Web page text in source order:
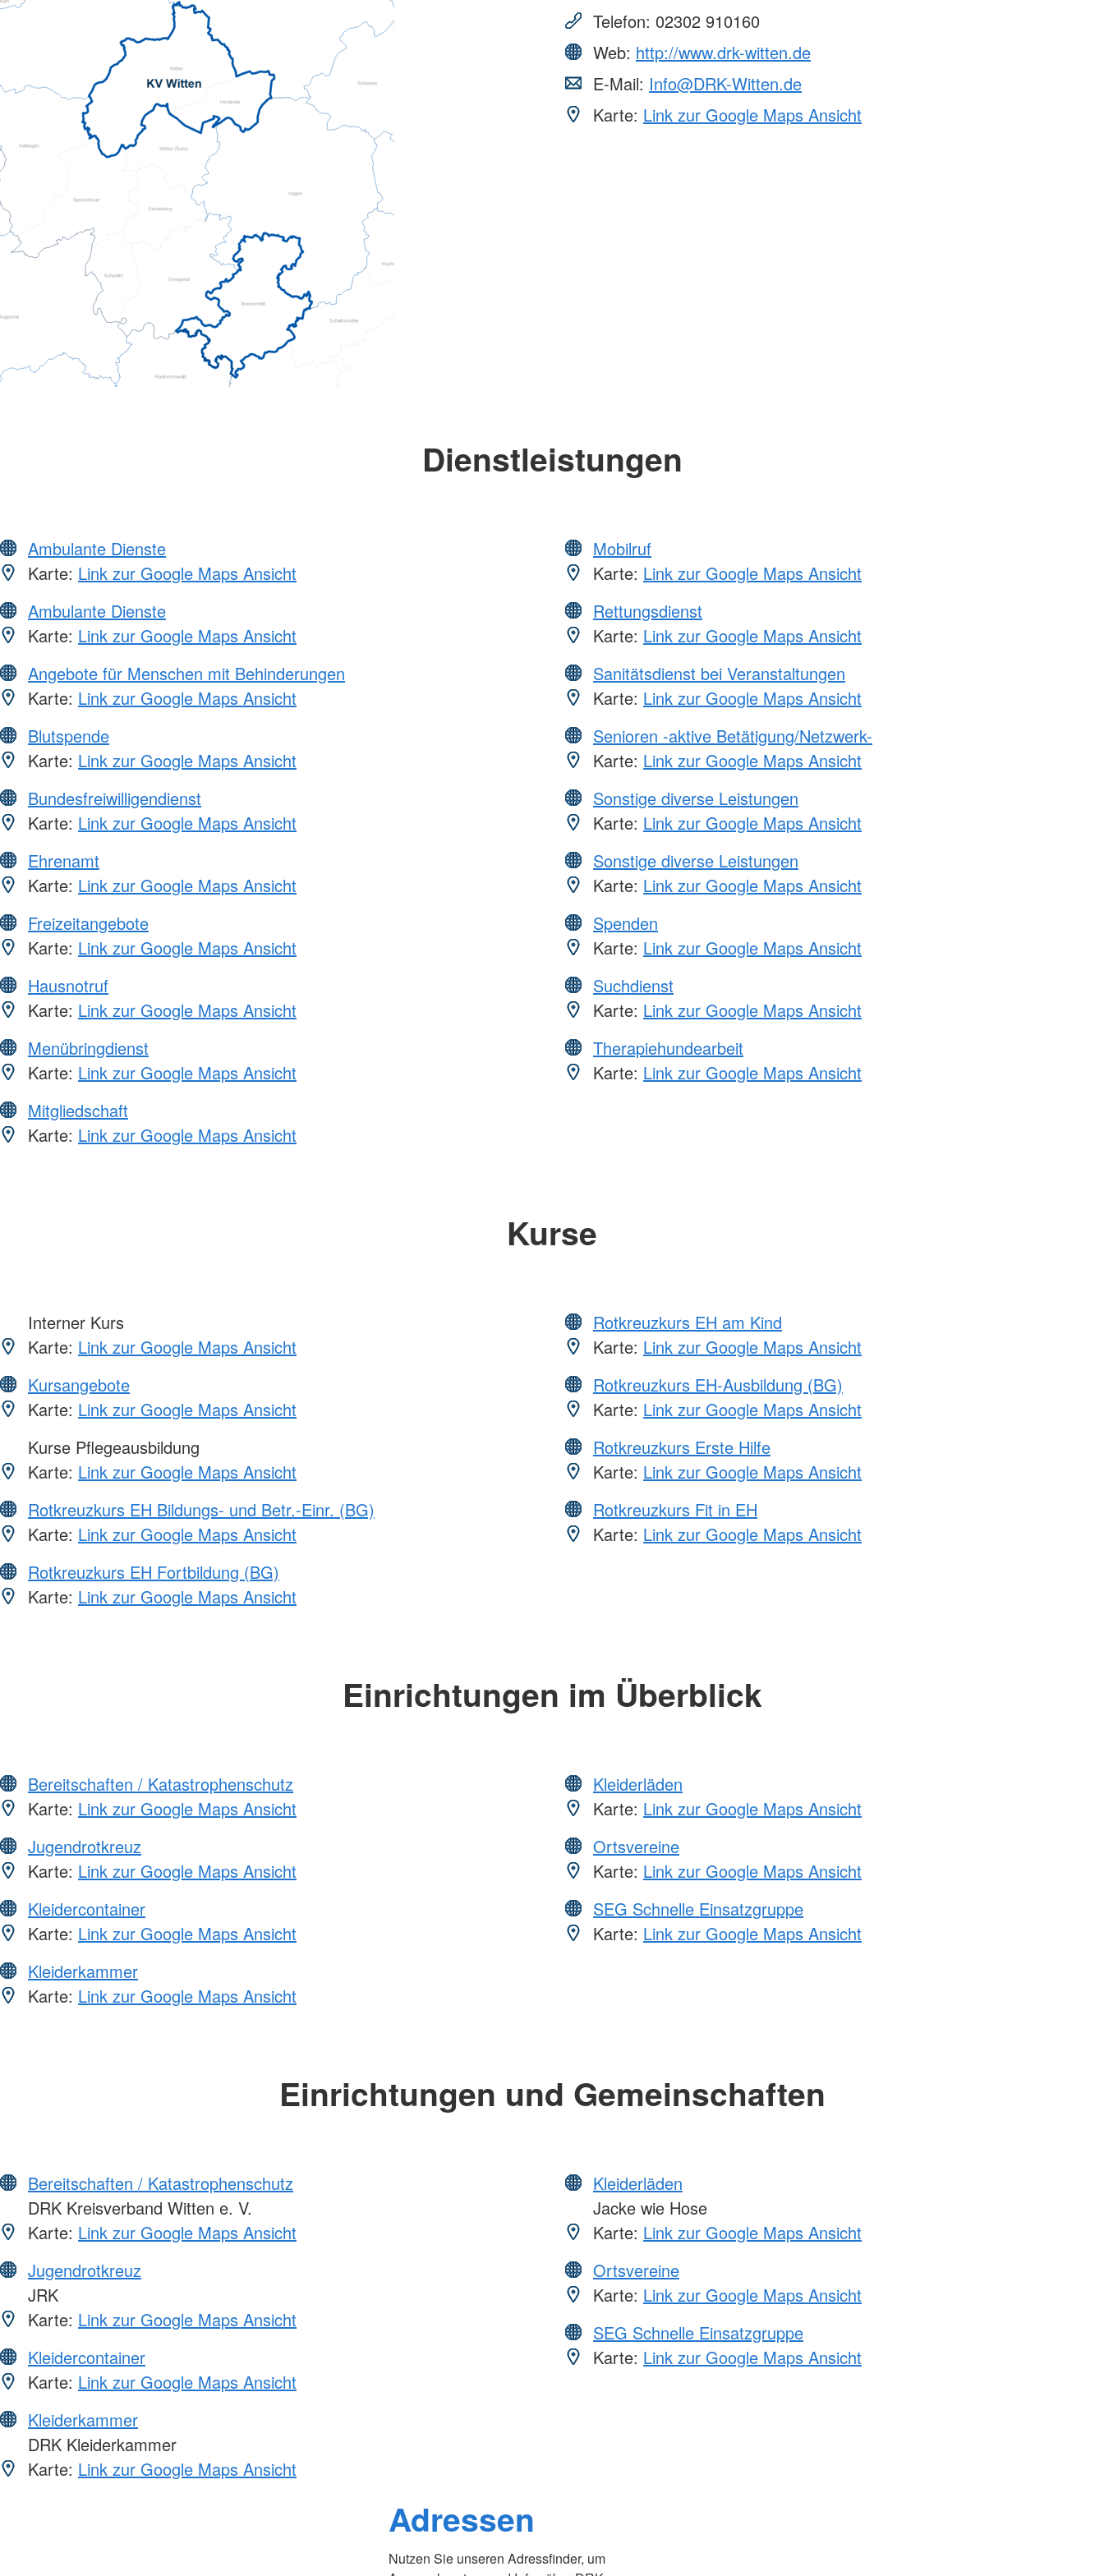
Telefon: 02302 910160
Web: http://www.drk-witten.de
E-Mail: Info@DRK-Witten.de
Karte: Link zur Google Maps Ansicht
Dienstleistungen
Ambulante Dienste
Karte: Link zur Google Maps Ansicht
Ambulante Dienste
Karte: Link zur Google Maps Ansicht
Angebote für Menschen mit Behinderungen
Karte: Link zur Google Maps Ansicht
Blutspende
Karte: Link zur Google Maps Ansicht
Bundesfreiwilligendienst
Karte: Link zur Google Maps Ansicht
Ehrenamt
Karte: Link zur Google Maps Ansicht
Freizeitangebote
Karte: Link zur Google Maps Ansicht
Hausnotruf
Karte: Link zur Google Maps Ansicht
Menübringdienst
Karte: Link zur Google Maps Ansicht
Mitgliedschaft
Karte: Link zur Google Maps Ansicht
Mobilruf
Karte: Link zur Google Maps Ansicht
Rettungsdienst
Karte: Link zur Google Maps Ansicht
Sanitätsdienst bei Veranstaltungen
Karte: Link zur Google Maps Ansicht
Senioren -aktive Betätigung/Netzwerk-
Karte: Link zur Google Maps Ansicht
Sonstige diverse Leistungen
Karte: Link zur Google Maps Ansicht
Sonstige diverse Leistungen
Karte: Link zur Google Maps Ansicht
Spenden
Karte: Link zur Google Maps Ansicht
Suchdienst
Karte: Link zur Google Maps Ansicht
Therapiehundearbeit
Karte: Link zur Google Maps Ansicht
Kurse
Interner Kurs
Karte: Link zur Google Maps Ansicht
Kursangebote
Karte: Link zur Google Maps Ansicht
Kurse Pflegeausbildung
Karte: Link zur Google Maps Ansicht
Rotkreuzkurs EH Bildungs- und Betr.-Einr. (BG)
Karte: Link zur Google Maps Ansicht
Rotkreuzkurs EH Fortbildung (BG)
Karte: Link zur Google Maps Ansicht
Rotkreuzkurs EH am Kind
Karte: Link zur Google Maps Ansicht
Rotkreuzkurs EH-Ausbildung (BG)
Karte: Link zur Google Maps Ansicht
Rotkreuzkurs Erste Hilfe
Karte: Link zur Google Maps Ansicht
Rotkreuzkurs Fit in EH
Karte: Link zur Google Maps Ansicht
Einrichtungen im Überblick
Bereitschaften / Katastrophenschutz
Karte: Link zur Google Maps Ansicht
Jugendrotkreuz
Karte: Link zur Google Maps Ansicht
Kleidercontainer
Karte: Link zur Google Maps Ansicht
Kleiderkammer
Karte: Link zur Google Maps Ansicht
Kleiderläden
Karte: Link zur Google Maps Ansicht
Ortsvereine
Karte: Link zur Google Maps Ansicht
SEG Schnelle Einsatzgruppe
Karte: Link zur Google Maps Ansicht
Einrichtungen und Gemeinschaften
Bereitschaften / Katastrophenschutz
DRK Kreisverband Witten e. V.
Karte: Link zur Google Maps Ansicht
Jugendrotkreuz
JRK
Karte: Link zur Google Maps Ansicht
Kleidercontainer
Karte: Link zur Google Maps Ansicht
Kleiderkammer
DRK Kleiderkammer
Karte: Link zur Google Maps Ansicht
Kleiderläden
Jacke wie Hose
Karte: Link zur Google Maps Ansicht
Ortsvereine
Karte: Link zur Google Maps Ansicht
SEG Schnelle Einsatzgruppe
Karte: Link zur Google Maps Ansicht
Adressen
Nutzen Sie unseren Adressfinder, um